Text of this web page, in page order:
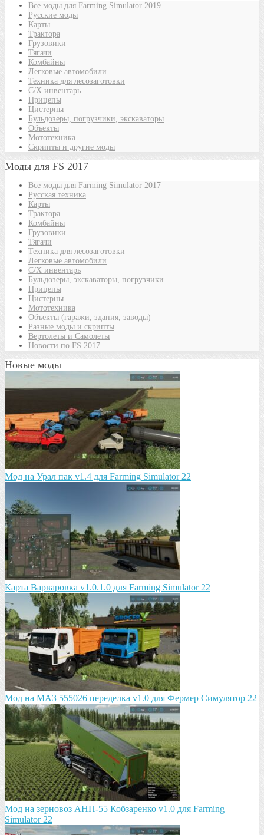
Все моды для Farming Simulator 2019
Русские моды
Карты
Трактора
Грузовики
Тягачи
Комбайны
Легковые автомобили
Техника для лесозаготовки
С/Х инвентарь
Прицепы
Цистерны
Бульдозеры, погрузчики, экскаваторы
Объекты
Мототехника
Скрипты и другие моды
Моды для FS 2017
Все моды для Farming Simulator 2017
Русская техника
Карты
Трактора
Комбайны
Грузовики
Тягачи
Техника для лесозаготовки
Легковые автомобили
С/Х инвентарь
Бульдозеры, экскаваторы, погрузчики
Прицепы
Цистерны
Мототехника
Объекты (гаражи, здания, заводы)
Разные моды и скрипты
Вертолеты и Самолеты
Новости по FS 2017
Новые моды
Мод на Урал пак v1.4 для Farming Simulator 22
Карта Варваровка v1.0.1.0 для Farming Simulator 22
Мод на МАЗ 555026 пeрeдeлка v1.0 для Фермер Симулятор 22
Мод на зeрновоз АНП-55 Кобзарeнко v1.0 для Farming
Simulator 22